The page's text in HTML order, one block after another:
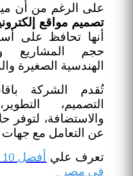
على الرغم من أن
تصميم مواقع
أنها تحافظ على
حجم المشاريع
الهندسية الصغيرة
تُقدم الشركة
التصميم،
والاستضافة، لتوفر
عن التعامل مع جهات
تعرف علي
في مصر